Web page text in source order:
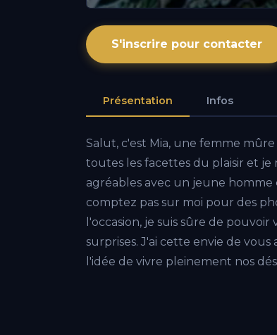
S'inscrire pour contacter
Présentation Infos
Salut, c'est Mia, une femme
toutes les facettes du plaisir et je
agréables avec un jeune
comptez pas sur moi pour des
l'occasion, je suis sûre de
surprises. J'ai cette envie de
l'idée de vivre pleinement nos